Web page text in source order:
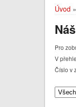
Úvod »
Pro
V
Číslo v